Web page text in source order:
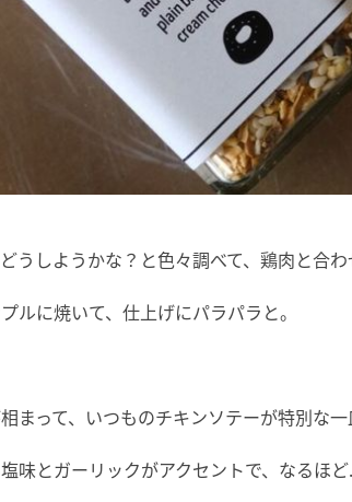
うしようかな？と色々調べて、鶏肉と合わ
ルに焼いて、仕上げにパラパラと。
まって、いつものチキンソテーが特別な一
味とガーリックがアクセントで、なるほど